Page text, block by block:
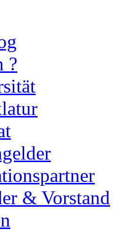
?
& Vorstand